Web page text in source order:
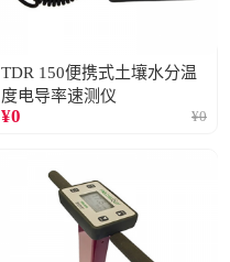
TDR 150便携式土壤水分温
度电导率速测仪
¥0 ¥0